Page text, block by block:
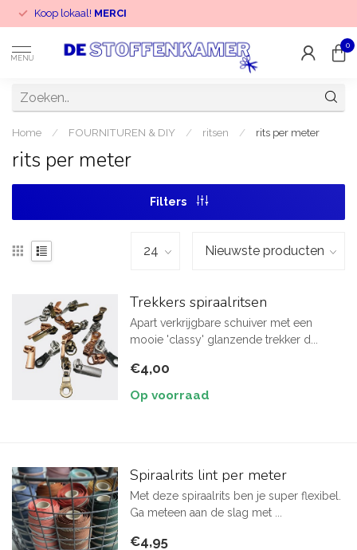
Koop lokaal! MERCI
MENU
0
Home / FOURNITUREN & DIY / ritsen / rits per meter
rits per meter
Filters
Trekkers spiraalritsen
Apart verkrijgbare schuiver met een
mooie 'classy' glanzende trekker d...
€4,00
Op voorraad
Spiraalrits lint per meter
Met deze spiraalrits ben je super flexibel.
Ga meteen aan de slag met ...
€4,95